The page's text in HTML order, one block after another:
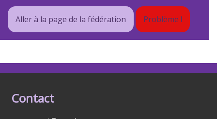
Aller à la page de la fédération Problème !
Contact